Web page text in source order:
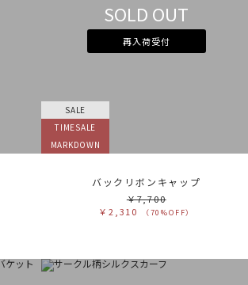
SOLD OUT
再入荷受付
SALE
TIMESALE
MARKDOWN
バックリボンキャップ
￥7,700
￥2,310
（70%OFF）